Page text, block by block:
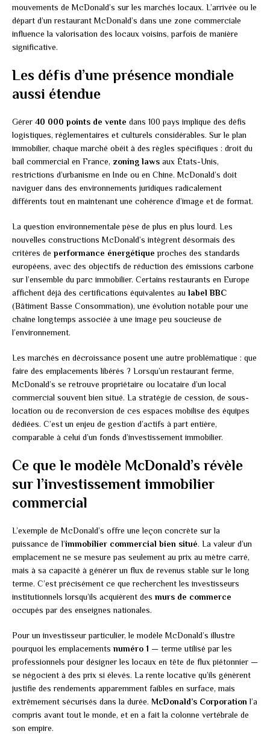
mouvements de McDonald’s sur les marchés locaux. L’arrivée ou le
départ d’un restaurant McDonald’s dans une zone commerciale
influence la valorisation des locaux voisins, parfois de manière
significative.
Les défis d’une présence mondiale
aussi étendue
Gérer 40 000 points de vente dans 100 pays implique des défis
logistiques, réglementaires et culturels considérables. Sur le plan
immobilier, chaque marché obéit à des règles spécifiques : droit du
bail commercial en France, zoning laws aux États-Unis,
restrictions d’urbanisme en Inde ou en Chine. McDonald’s doit
naviguer dans des environnements juridiques radicalement
différents tout en maintenant une cohérence d’image et de format.
La question environnementale pèse de plus en plus lourd. Les
nouvelles constructions McDonald’s intègrent désormais des
critères de performance énergétique proches des standards
européens, avec des objectifs de réduction des émissions carbone
sur l’ensemble du parc immobilier. Certains restaurants en Europe
affichent déjà des certifications équivalentes au label BBC
(Bâtiment Basse Consommation), une évolution notable pour une
chaîne longtemps associée à une image peu soucieuse de
l’environnement.
Les marchés en décroissance posent une autre problématique : que
faire des emplacements libérés ? Lorsqu’un restaurant ferme,
McDonald’s se retrouve propriétaire ou locataire d’un local
commercial souvent bien situé. La stratégie de cession, de sous-
location ou de reconversion de ces espaces mobilise des équipes
dédiées. C’est un enjeu de gestion d’actifs à part entière,
comparable à celui d’un fonds d’investissement immobilier.
Ce que le modèle McDonald’s révèle
sur l’investissement immobilier
commercial
L’exemple de McDonald’s offre une leçon concrète sur la
puissance de l’immobilier commercial bien situé. La valeur d’un
emplacement ne se mesure pas seulement au prix au mètre carré,
mais à sa capacité à générer un flux de revenus stable sur le long
terme. C’est précisément ce que recherchent les investisseurs
institutionnels lorsqu’ils acquièrent des murs de commerce
occupés par des enseignes nationales.
Pour un investisseur particulier, le modèle McDonald’s illustre
pourquoi les emplacements numéro 1 — terme utilisé par les
professionnels pour désigner les locaux en tête de flux piétonnier —
se négocient à des prix si élevés. La rente locative qu’ils génèrent
justifie des rendements apparemment faibles en surface, mais
extrêmement sécurisés dans la durée. McDonald’s Corporation l’a
compris avant tout le monde, et en a fait la colonne vertébrale de
son empire.